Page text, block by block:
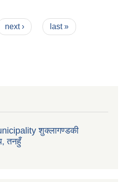
next › last »
शुक्लागण्डकी
तनहुँ